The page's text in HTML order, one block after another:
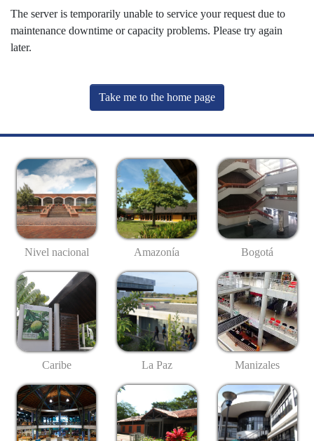
The server is temporarily unable to service your request due to
maintenance downtime or capacity problems. Please try again
later.
Take me to the home page
Nivel nacional Amazonía Bogotá
Caribe La Paz Manizales